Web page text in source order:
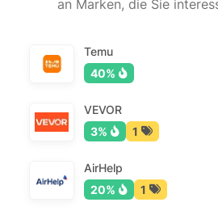
an Marken, die Sie
Temu
40%
VEVOR
3%
1
AirHelp
20%
1